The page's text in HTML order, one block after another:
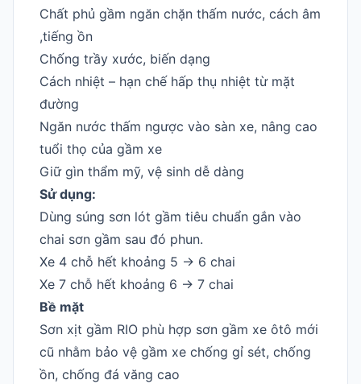
Chất phủ gầm ngăn chặn thấm nước, cách âm
,tiếng ồn
Chống trầy xước, biến dạng
Cách nhiệt – hạn chế hấp thụ nhiệt từ mặt
đường
Ngăn nước thấm ngược vào sàn xe, nâng cao
tuổi thọ của gầm xe
Giữ gìn thẩm mỹ, vệ sinh dễ dàng
Sử dụng:
Dùng súng sơn lót gầm tiêu chuẩn gắn vào
chai sơn gầm sau đó phun.
Xe 4 chỗ hết khoảng 5 -> 6 chai
Xe 7 chỗ hết khoảng 6 -> 7 chai
Bề mặt
Sơn xịt gầm RIO phù hợp sơn gầm xe ôtô mới
cũ nhằm bảo vệ gầm xe chống gỉ sét, chống
ồn, chống đá văng cao